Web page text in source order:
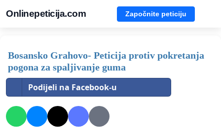
Onlinepeticija.com Započnite peticiju
Bosansko Grahovo- Peticija protiv pokretanja
pogona za spaljivanje guma
Podijeli na Facebook-u